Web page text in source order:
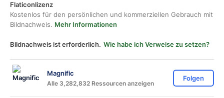
Flaticonlizenz
Kostenlos für den persönlichen und kommerziellen Gebrauch mit
Bildnachweis. Mehr Informationen
Bildnachweis ist erforderlich. Wie habe ich Verweise zu setzen?
Magnific
Alle 3,282,832 Ressourcen anzeigen
Folgen